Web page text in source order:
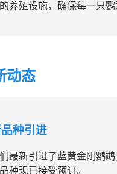
养殖设施，确保每一只鹦
动态
种引进
最新引进了蓝黄金刚鹦
种现已接受预订。